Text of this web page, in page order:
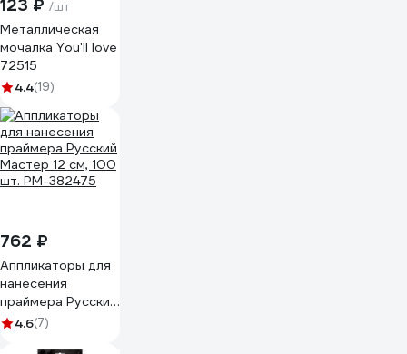
123 ₽ /шт
Металлическая
мочалка You'll love
72515
4.4(19)
762 ₽
Аппликаторы для
нанесения
праймера Русский
Мастер 12 см, 100
4.6(7)